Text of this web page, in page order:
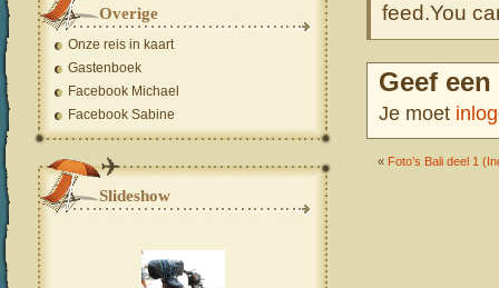
feed.You
Geef
Je moet
« Foto’s Bali deel 1
Overige
Onze reis in kaart
Gastenboek
Facebook Michael
Facebook Sabine
Slideshow